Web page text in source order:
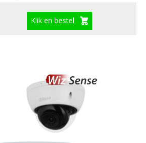
Klik en bestel